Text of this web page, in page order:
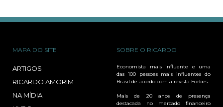
MAPA DO SITE
ARTIGOS
RICARDO AMORIM
NA MÍDIA
SOBRE O RICARDO
Economista mais influente e uma
das 100 pessoas mais influentes do
Brasil de acordo com a revista Forbes.
Mais de 20 anos de presença
destacada no mercado financeiro